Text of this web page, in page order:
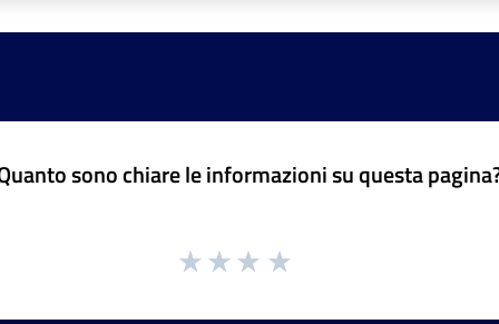
sono chiare le informazioni su questa